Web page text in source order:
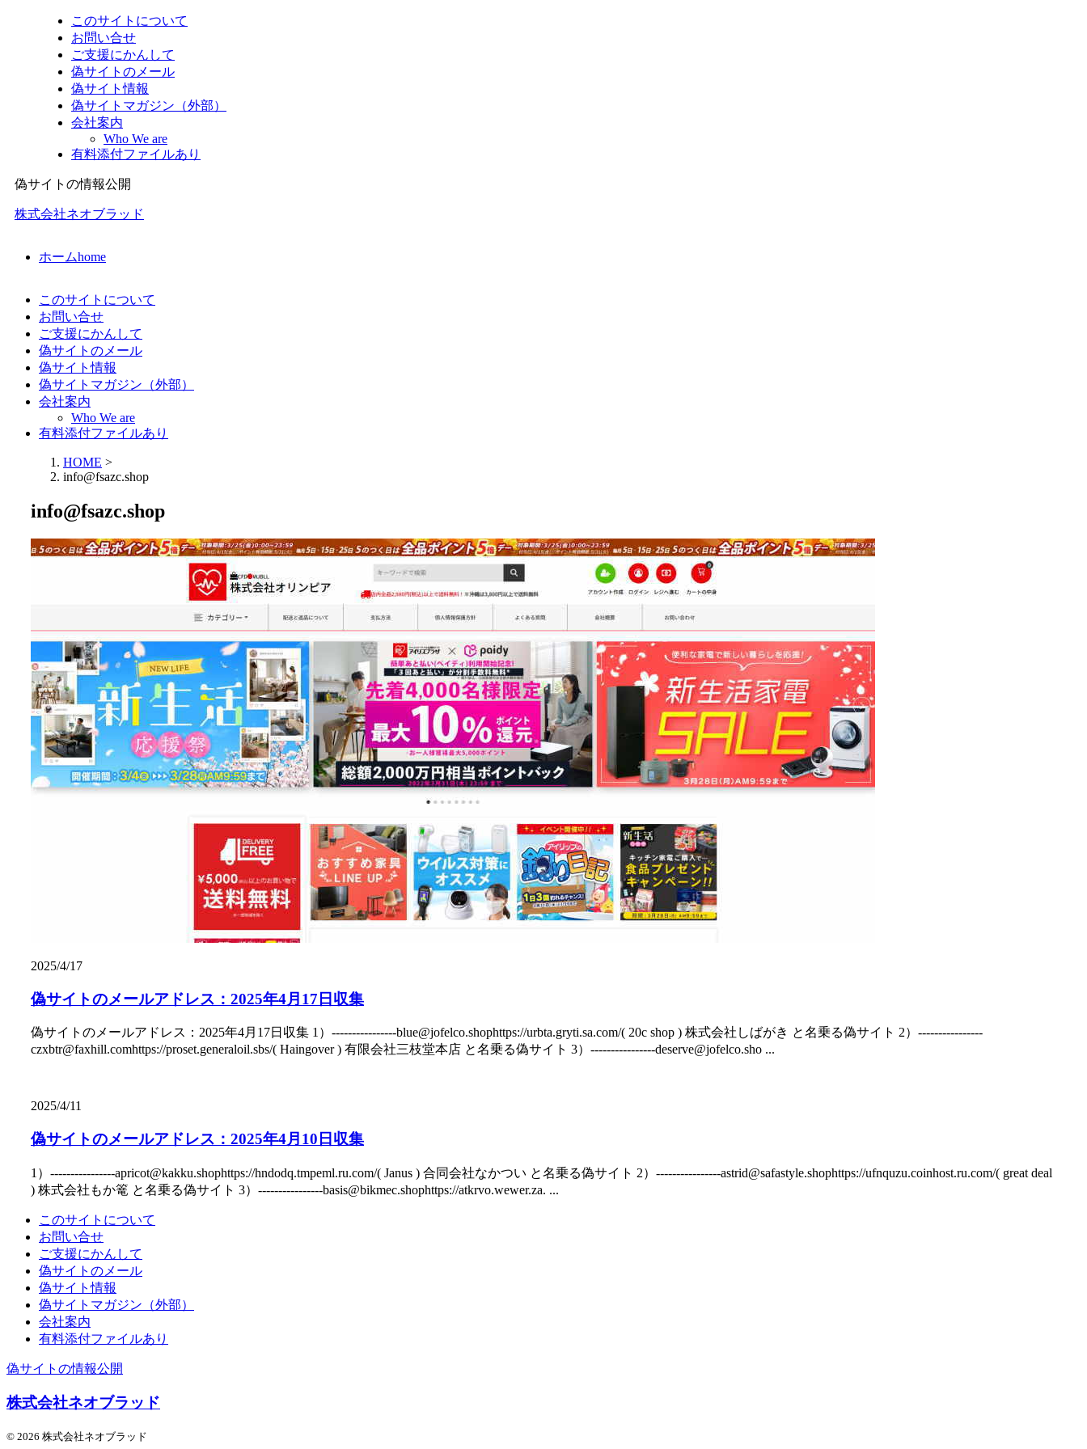
このサイトについて
お問い合せ
ご支援にかんして
偽サイトのメール
偽サイト情報
偽サイトマガジン（外部）
会社案内
Who We are
有料添付ファイルあり
偽サイトの情報公開
株式会社ネオブラッド
ホームhome
このサイトについて
お問い合せ
ご支援にかんして
偽サイトのメール
偽サイト情報
偽サイトマガジン（外部）
会社案内
Who We are
有料添付ファイルあり
HOME >
info@fsazc.shop
info@fsazc.shop
2025/4/17
偽サイトのメールアドレス：2025年4月17日収集
偽サイトのメールアドレス：2025年4月17日収集 1）----------------blue@jofelco.shophttps://urbta.gryti.sa.com/( 20c shop ) 株式会社しばがき と名乗る偽サイト 2）----------------
czxbtr@faxhill.comhttps://proset.generaloil.sbs/( Haingover ) 有限会社三枝堂本店 と名乗る偽サイト 3）----------------deserve@jofelco.sho ...
2025/4/11
偽サイトのメールアドレス：2025年4月10日収集
1）----------------apricot@kakku.shophttps://hndodq.tmpeml.ru.com/( Janus ) 合同会社なかつい と名乗る偽サイト 2）----------------astrid@safastyle.shophttps://ufnquzu.coinhost.ru.com/( great deal
) 株式会社もか篭 と名乗る偽サイト 3）----------------basis@bikmec.shophttps://atkrvo.wewer.za. ...
このサイトについて
お問い合せ
ご支援にかんして
偽サイトのメール
偽サイト情報
偽サイトマガジン（外部）
会社案内
有料添付ファイルあり
偽サイトの情報公開
株式会社ネオブラッド
© 2026 株式会社ネオブラッド